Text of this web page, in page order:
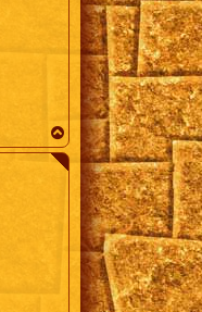
a
u